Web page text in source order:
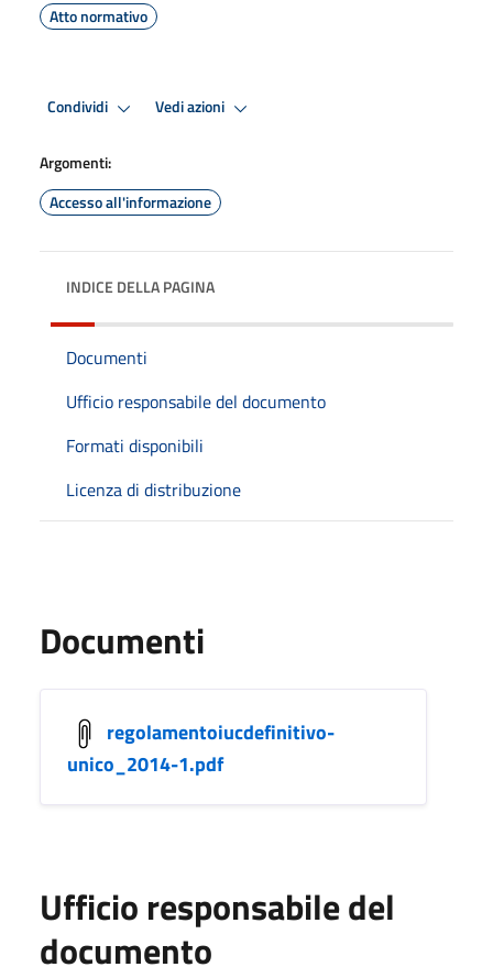
Atto normativo
Condividi Vedi azioni
Argomenti:
Accesso all'informazione
INDICE DELLA PAGINA
Documenti
Ufficio responsabile del documento
Formati disponibili
Licenza di distribuzione
Documenti
regolamentoiucdefinitivo-
unico_2014-1.pdf
Ufficio responsabile del
documento